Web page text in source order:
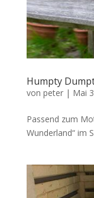
Humpty
von peter| Mai
Passend zum
Wunderland“ im